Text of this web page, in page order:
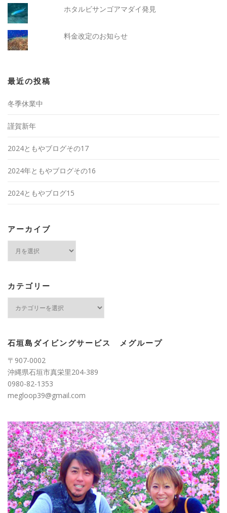
ホタルビサンゴアマダイ発見
料金改定のお知らせ
最近の投稿
冬季休業中
謹賀新年
2024ともやブログその17
2024年ともやブログその16
2024ともやブログ15
アーカイブ
ブ
カテゴリー
ー
石垣島ダイビングサービス メグループ
〒907-0002
沖縄県石垣市真栄里204-389
0980-82-1353
megloop39@gmail.com